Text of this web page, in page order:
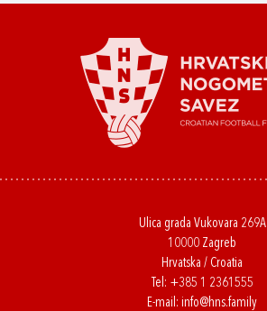
Ulica grada Vukovara 269A
10000 Zagreb
Hrvatska / Croatia
Tel: +385 1 2361555
E-mail: info@hns.family